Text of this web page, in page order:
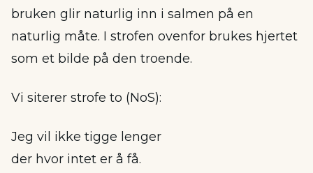
bruken glir naturlig inn i salmen på en
naturlig måte. I strofen ovenfor brukes hjertet
som et bilde på den troende.
Vi siterer strofe to (NoS):
Jeg vil ikke tigge lenger
der hvor intet er å få.